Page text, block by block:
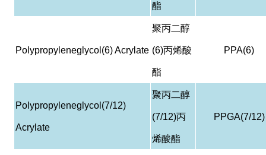
酯
Polypropyleneglycol(6) Acrylate
聚丙二醇
(6)丙烯酸
酯
PPA(6)
Polypropyleneglycol(7/12)
Acrylate
聚丙二醇
(7/12)丙
烯酸酯
PPGA(7/12)